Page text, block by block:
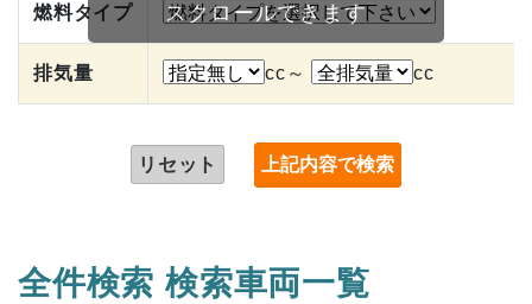
燃料タイプ
排気量 cc～ cc
スクロールできます
リセット
全件検索 検索車両一覧